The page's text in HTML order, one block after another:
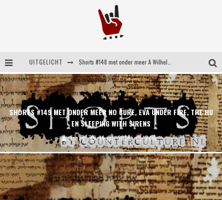
UITGELICHT
Emocore kopstukken van Koyo pakken alle ruimte op energieke ‘Barely Here’
Britse emorockers van Basement maken tweede comeback met het indrukwekkende ‘Wired’
SHORTS #149 MET ONDER MEER NO CURE, EVA UNDER FIRE, THE HU
EN SLEEPING WITH SIRENS
Frank 14 juli 2026 Rock